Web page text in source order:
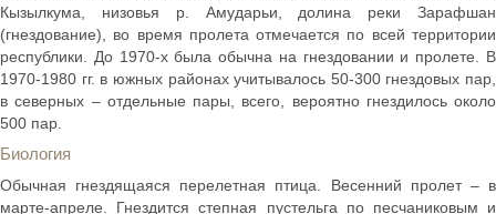
Кызылкума, низовья р. Амударьи, долина реки Зарафшан
(гнездование), во время пролета отмечается по всей территории
республики. До 1970-х была обычна на гнездовании и пролете. В
1970-1980 гг. в южных районах учитывалось 50-300 гнездовых пар,
в северных – отдельные пары, всего, вероятно гнездилось около
500 пар.
Биология
Обычная гнездящаяся перелетная птица. Весенний пролет – в
марте-апреле. Гнездится степная пустельга по песчаниковым и